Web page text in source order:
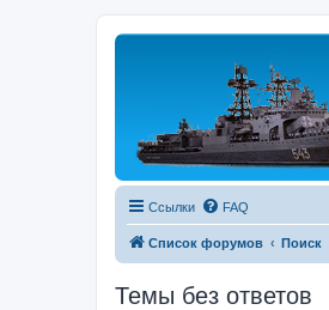
Ссылки FAQ
Список форумов Поиск
Темы без ответов